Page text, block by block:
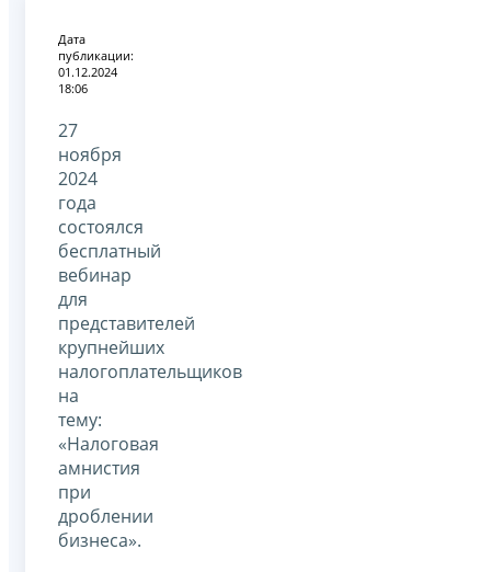
Дата
публикации:
01.12.2024
18:06
27
ноября
2024
года
состоялся
бесплатный
вебинар
для
представителей
крупнейших
налогоплательщиков
на
тему:
«Налоговая
амнистия
при
дроблении
бизнеса».